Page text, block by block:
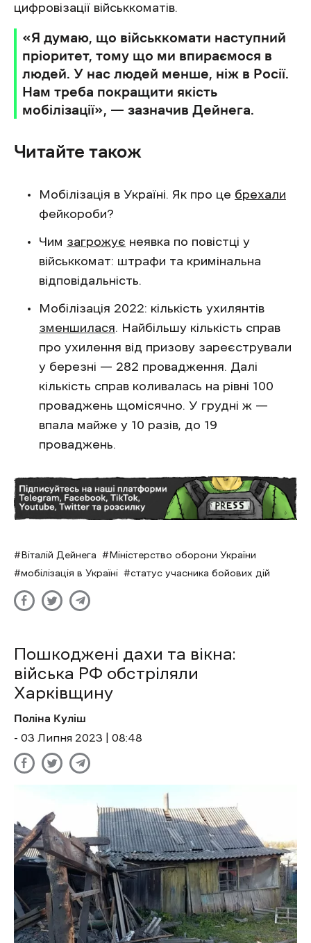
цифровізації військкоматів.
«Я думаю, що військкомати наступний
пріоритет, тому що ми впираємося в
людей. У нас людей менше, ніж в Росії.
Нам треба покращити якість
мобілізації», — зазначив Дейнега.
Читайте також
Мобілізація в Україні. Як про це брехали
фейкороби?
Чим загрожує неявка по повістці у
військкомат: штрафи та кримінальна
відповідальність.
Мобілізація 2022: кількість ухилянтів
зменшилася. Найбільшу кількість справ
про ухилення від призову зареєстрували
у березні — 282 провадження. Далі
кількість справ коливалась на рівні 100
проваджень щомісячно. У грудні ж —
впала майже у 10 разів, до 19
проваджень.
Віталій Дейнега
Міністерство оборони України
мобілізація в Україні
статус учасника бойових дій
Пошкоджені дахи та вікна:
війська РФ обстріляли
Харківщину
Поліна Куліш
- 03 Липня 2023 | 08:48